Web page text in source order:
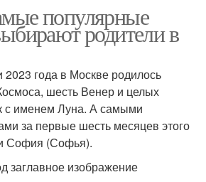
популярные
родители в
года в Москве родилось
шесть Венер и целых
с именем Луна. А самыми
за первые шесть месяцев этого
София (Софья).
заглавное изображение